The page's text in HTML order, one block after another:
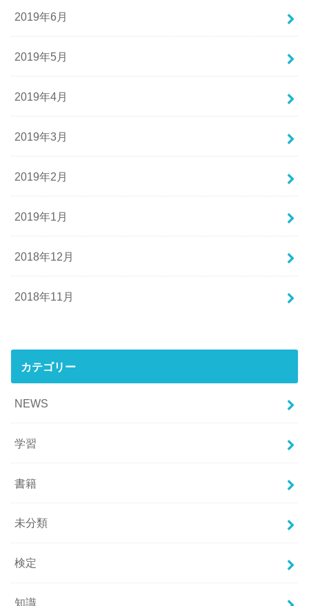
2019年6月
2019年5月
2019年4月
2019年3月
2019年2月
2019年1月
2018年12月
2018年11月
カテゴリー
NEWS
学習
書籍
未分類
検定
知識